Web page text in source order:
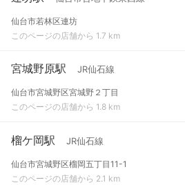
仙台市若林区連坊
このページの店舗から 1.7 km
宮城野原駅 JR仙石線
仙台市宮城野区宮城野２丁目
このページの店舗から 1.8 km
榴ケ岡駅 JR仙石線
仙台市宮城野区榴岡五丁目11-1
このページの店舗から 2.1 km